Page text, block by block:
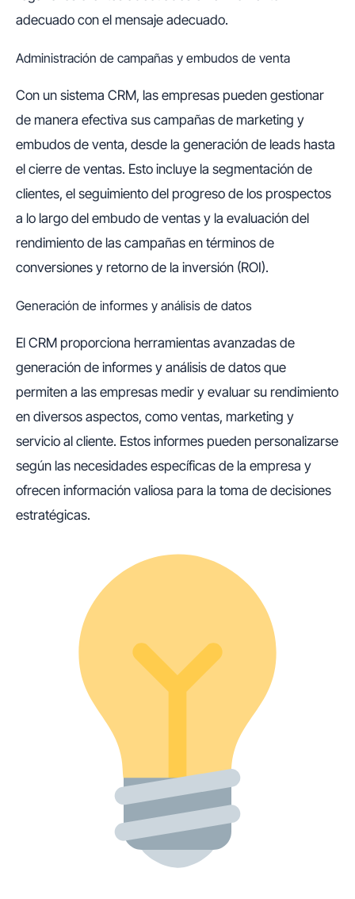
adecuado con el mensaje adecuado.
Administración de campañas y embudos de venta
Con un sistema CRM, las empresas pueden gestionar
de manera efectiva sus campañas de marketing y
embudos de venta, desde la generación de leads hasta
el cierre de ventas. Esto incluye la segmentación de
clientes, el seguimiento del progreso de los prospectos
a lo largo del embudo de ventas y la evaluación del
rendimiento de las campañas en términos de
conversiones y retorno de la inversión (ROI).
Generación de informes y análisis de datos
El CRM proporciona herramientas avanzadas de
generación de informes y análisis de datos que
permiten a las empresas medir y evaluar su rendimiento
en diversos aspectos, como ventas, marketing y
servicio al cliente. Estos informes pueden personalizarse
según las necesidades específicas de la empresa y
ofrecen información valiosa para la toma de decisiones
estratégicas.